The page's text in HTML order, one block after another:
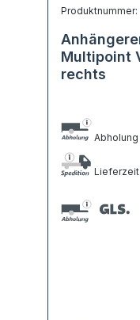
Produktnummer:
Multipoint
rechts